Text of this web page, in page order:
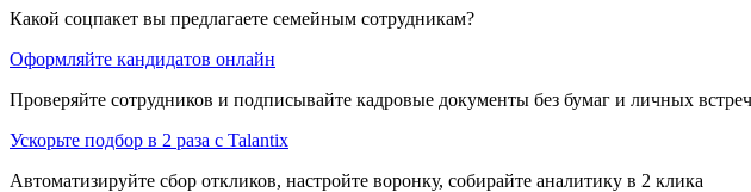
Какой соцпакет вы предлагаете семейным сотрудникам?
Оформляйте кандидатов онлайн
Проверяйте сотрудников и подписывайте кадровые документы без бумаг и личных встреч
Ускорьте подбор в 2 раза с Talantix
Автоматизируйте сбор откликов, настройте воронку, собирайте аналитику в 2 клика